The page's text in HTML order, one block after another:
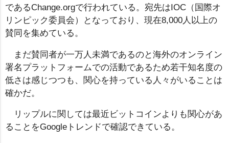
であるChange.orgで行われている。宛先はIOC（国際オ
リンピック委員会）となっており、現在8,000人以上の
賛同を集めている。
まだ賛同者が一万人未満であるのと海外のオンライン
署名プラットフォームでの活動であるため若干知名度の
低さは感じつつも、関心を持っている人々がいることは
確かだ。
リップルに関しては最近ビットコインよりも関心があ
ることをGoogleトレンドで確認できている。